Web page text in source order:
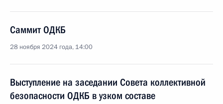
Саммит ОДКБ
28 ноября 2024 года, 14:00
Выступление на заседании Совета коллективной
безопасности ОДКБ в узком составе